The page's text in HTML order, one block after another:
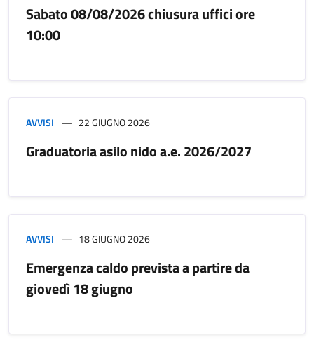
Sabato 08/08/2026 chiusura uffici ore
10:00
AVVISI 22 GIUGNO 2026
Graduatoria asilo nido a.e. 2026/2027
AVVISI 18 GIUGNO 2026
Emergenza caldo prevista a partire da
giovedì 18 giugno